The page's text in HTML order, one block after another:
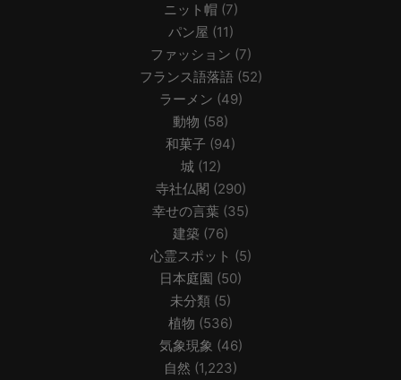
ニット帽 (7)
パン屋 (11)
ファッション (7)
フランス語落語 (52)
ラーメン (49)
動物 (58)
和菓子 (94)
城(12)
寺社仏閣 (290)
幸せの言葉 (35)
建築 (76)
心霊スポット (5)
日本庭園 (50)
未分類 (5)
植物 (536)
気象現象 (46)
自然 (1,223)